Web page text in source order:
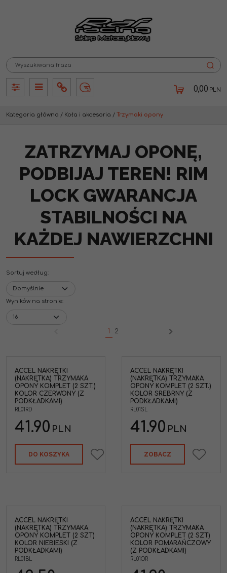
PanelPanelInfo Lang 0,00 PLN
Kategoria główna / Koła i akcesoria / Trzymaki opony
ZATRZYMAJ OPONĘ,
PODBIJAJ TEREN! RIM
LOCK GWARANCJA
STABILNOŚCI NA
KAŻDEJ NAWIERZCHNI
Sortuj według:
Wyników na stronie:
1 2
ACCEL NAKRĘTKI
(NAKRĘTKA) TRZYMAKA
OPONY KOMPLET (2 SZT.)
KOLOR CZERWONY (Z
PODKŁADKAMI)
RL01RD
41.90 PLN
DO KOSZYKA
ACCEL NAKRĘTKI
(NAKRĘTKA) TRZYMAKA
OPONY KOMPLET (2 SZT.)
KOLOR SREBRNY (Z
PODKŁADKAMI)
RL01SL
41.90 PLN
ZOBACZ
ACCEL NAKRĘTKI
(NAKRĘTKA) TRZYMAKA
OPONY KOMPLET (2 SZT)
KOLOR NIEBIESKI (Z
PODKŁADKAMI)
RL01BL
ACCEL NAKRĘTKI
(NAKRĘTKA) TRZYMAKA
OPONY KOMPLET (2 SZT)
KOLOR POMARAŃCZOWY
(Z PODKŁADKAMI)
RL01OR